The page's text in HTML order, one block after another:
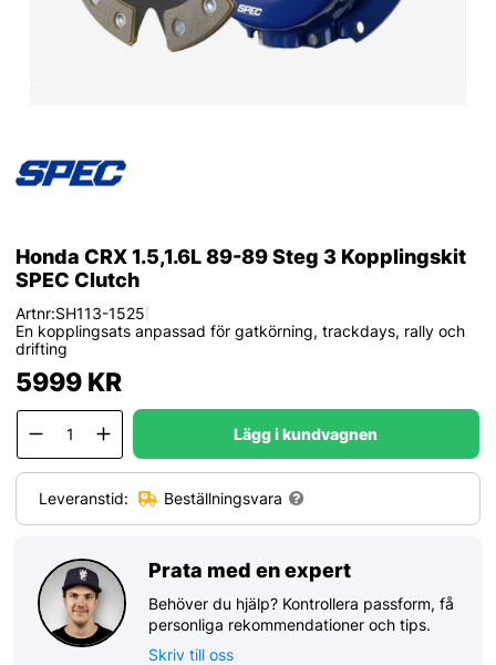
Honda CRX 1.5,1.6L 89-89 Steg 3 Kopplingskit
SPEC Clutch
Artnr:SH113-1525
En kopplingsats anpassad för gatkörning, trackdays, rally och
drifting
5999KR
Lägg i kundvagnen
Leveranstid: Beställningsvara
Prata med en expert
Behöver du hjälp? Kontrollera passform, få
personliga rekommendationer och tips.
Skriv till oss